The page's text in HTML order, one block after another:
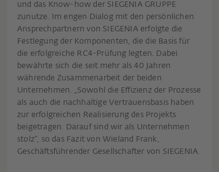
und das Know-how der SIEGENIA GRUPPE
zunutze. Im engen Dialog mit den persönlichen
Ansprechpartnern von SIEGENIA erfolgte die
Festlegung der Komponenten, die die Basis für
die erfolgreiche RC4-Prüfung legten. Dabei
bewährte sich die seit mehr als 40 Jahren
währende Zusammenarbeit der beiden
Unternehmen. „Sowohl die Effizienz der Prozesse
als auch die nachhaltige Vertrauensbasis haben
zur erfolgreichen Realisierung des Projekts
beigetragen. Darauf sind wir als Unternehmen
stolz“, so das Fazit von Wieland Frank,
Geschäftsführender Gesellschafter von SIEGENIA.